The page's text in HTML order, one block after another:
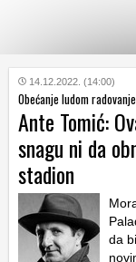
KATEGORIJE
HRVATSKI
WEB
14.12.2022. (14:00)
Obećanje ludom radovanje
Ante Tomić:
snagu ni da
stadion
da